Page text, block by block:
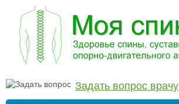
Задать вопрос врачу